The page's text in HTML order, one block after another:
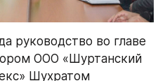
руководство во главе
ООО «Шуртанский
Шухратом